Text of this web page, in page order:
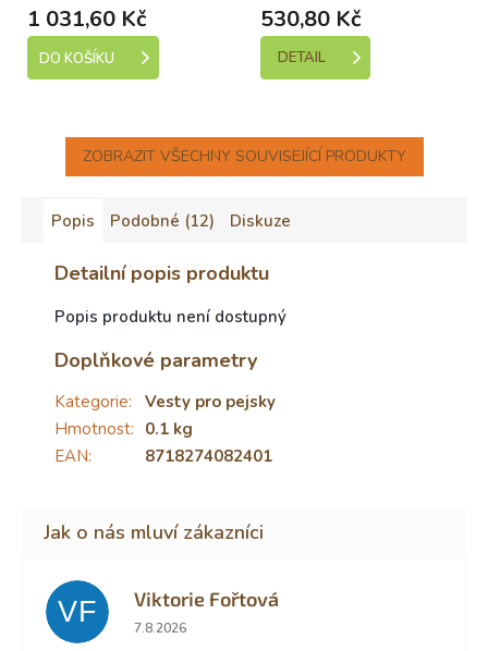
1 031,60 Kč
DO KOŠÍKU
530,80 Kč
DETAIL
ZOBRAZIT VŠECHNY SOUVISEJÍCÍ PRODUKTY
Popis Podobné (12) Diskuze
Detailní popis produktu
Popis produktu není dostupný
Doplňkové parametry
Kategorie:
Vesty pro pejsky
Hmotnost: 0.1 kg
EAN: 8718274082401
VF Viktorie Fořtová
Hodnocení obchodu je 2 z 5 hvězdiček.
7.8.2026